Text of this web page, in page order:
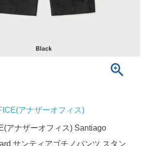
アナザーオフィス)
アナザーオフィス) Santiago
サンティアゴチノパンツ スタン